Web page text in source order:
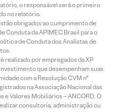
o responsável será o primeiro
no relatório.
obrigados ao cumprimento de
Conduta da APIMEC Brasil para o
de Conduta dos Analistas de
realizado por empregados da XP
que desempenham suas
com a Resolução CVM nº
na Associação Nacional das
Valores Mobiliários – ANCORD. O
consultoria, administração ou